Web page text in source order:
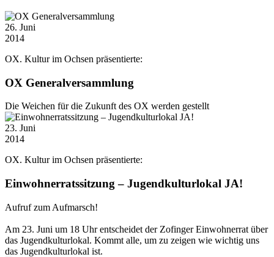
26. Juni
2014
OX. Kultur im Ochsen präsentierte:
OX Generalversammlung
Die Weichen für die Zukunft des OX werden gestellt
23. Juni
2014
OX. Kultur im Ochsen präsentierte:
Einwohnerratssitzung – Jugendkulturlokal JA!
Aufruf zum Aufmarsch!
Am 23. Juni um 18 Uhr entscheidet der Zofinger Einwohnerrat über
das Jugendkulturlokal. Kommt alle, um zu zeigen wie wichtig uns
das Jugendkulturlokal ist.